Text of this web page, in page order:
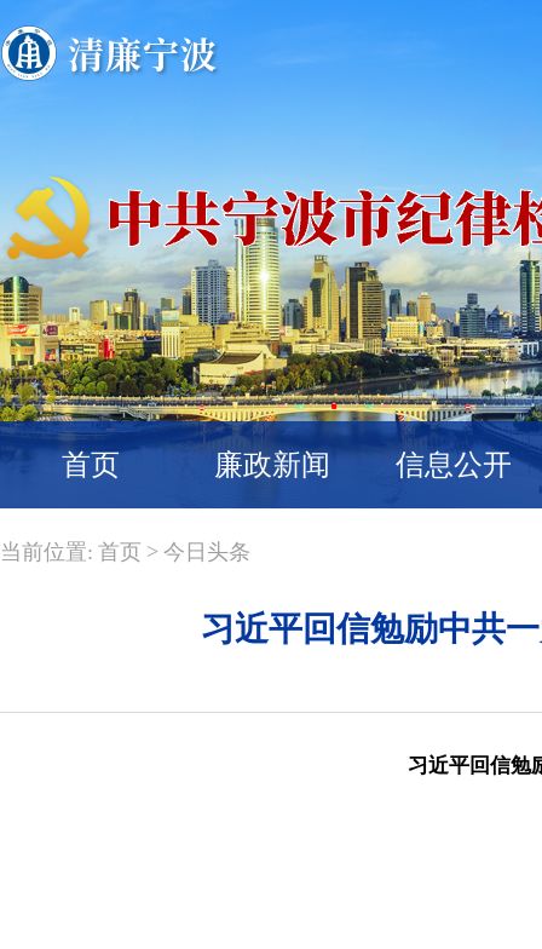
首页 廉政新闻 信息公开
当前位置: 首页 > 今日头条
习近平回信勉励中共
习近平回信勉